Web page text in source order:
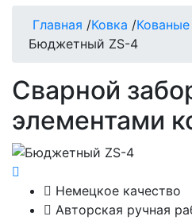
Главная /Ковка /
Бюджетный ZS-4
Сварной
элементами
Немецкое качество
Авторская ручная